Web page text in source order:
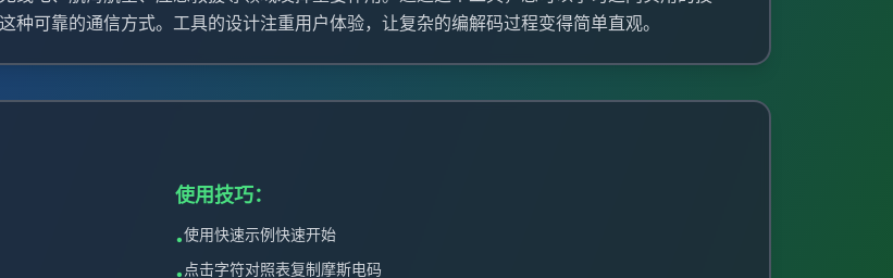
可靠的通信方式。工具的设计注重用户体验，让复杂的编解码过程变得简单直观。
使用技巧：
•使用快速示例快速开始
• 点击字符对照表复制摩斯电码